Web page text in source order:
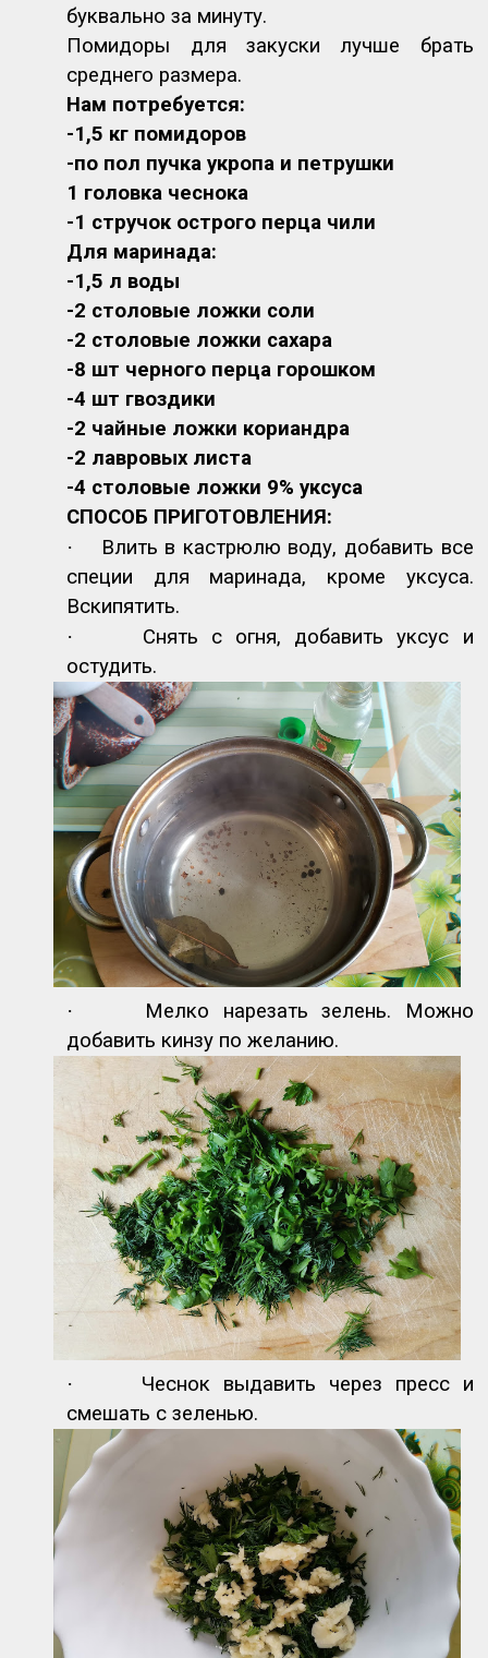
буквально за минуту.
Помидоры для закуски лучше брать
среднего размера.
Нам потребуется:
-1,5 кг помидоров
-по пол пучка укропа и петрушки
1 головка чеснока
-1 стручок острого перца чили
Для маринада:
-1,5 л воды
-2 столовые ложки соли
-2 столовые ложки сахара
-8 шт черного перца горошком
-4 шт гвоздики
-2 чайные ложки кориандра
-2 лавровых листа
-4 столовые ложки 9% уксуса
СПОСОБ ПРИГОТОВЛЕНИЯ:
·
Влить в кастрюлю воду, добавить все
специи для маринада, кроме уксуса.
Вскипятить.
·
Снять с огня, добавить уксус и
остудить.
·
Мелко нарезать зелень. Можно
добавить кинзу по желанию.
·
Чеснок выдавить через пресс и
смешать с зеленью.